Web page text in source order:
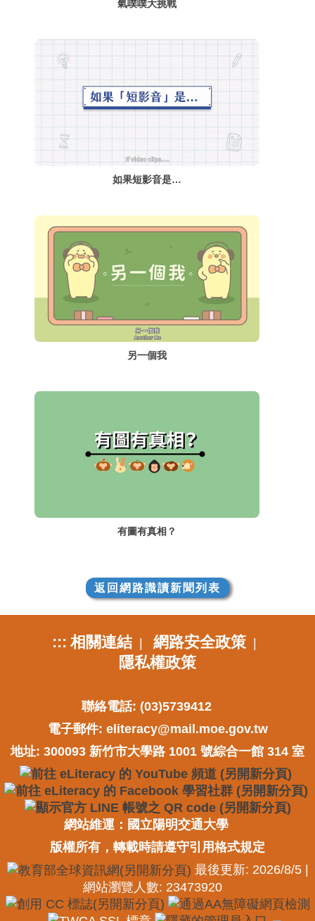
氣噗噗大挑戰
如果短影音是…
另一個我
有圖有真相？
返回網路識讀新聞列表
::: 相關連結| 網路安全政策|
隱私權政策
聯絡電話: (03)5739412
電子郵件: eliteracy@mail.moe.gov.tw
地址: 300093 新竹市大學路 1001 號綜合一館 314 室
網站維運：國立陽明交通大學
版權所有，轉載時請遵守引用格式規定
最後更新: 2026/8/5 |
網站瀏覽人數: 23473920